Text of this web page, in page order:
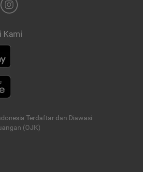
Kami
Terdaftar dan Diawasi
(OJK)